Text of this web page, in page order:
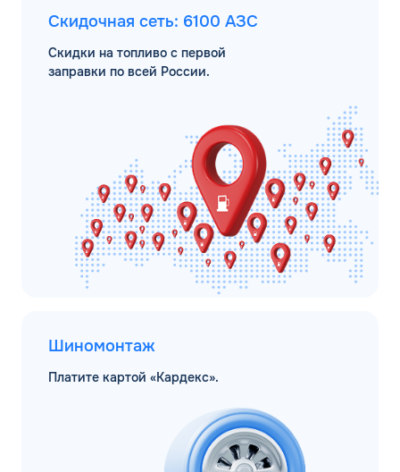
Скидочная сеть: 6100 АЗС
Скидки на топливо с первой
заправки по всей России.
Шиномонтаж
Платите картой «Кардекс».